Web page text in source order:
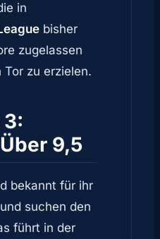
in
bisher
zugelassen
zu erzielen.
3:
9,5
bekannt für ihr
suchen den
führt in der